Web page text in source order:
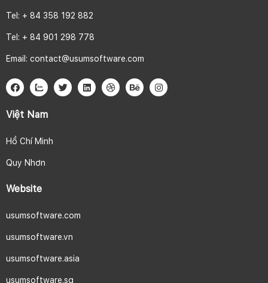
Tel: + 84 358 192 882
Tel: + 84 901 298 778
Email: contact@usumsoftware.com
Việt Nam
Hồ Chí Minh
Quy Nhơn
Website
usumsoftware.com
usumsoftware.vn
usumsoftware.asia
usumsoftware.sg